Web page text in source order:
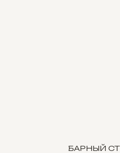
БАРНЫЙ